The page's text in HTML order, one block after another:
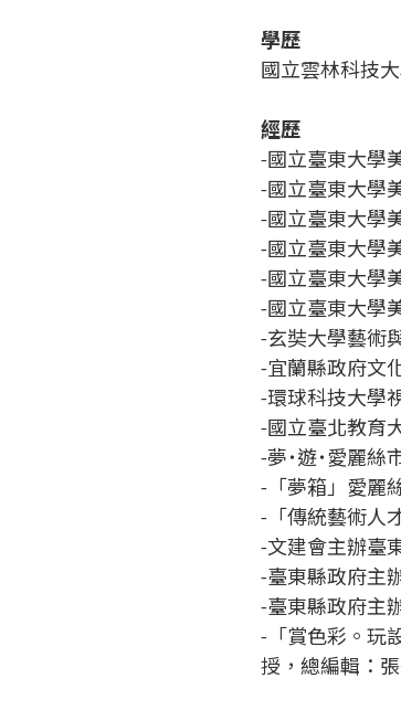
學歷
國立雲林科技
經歷
-國立臺東大學
-國立臺東大學
-國立臺東大學
-國立臺東大學
-國立臺東大學
-國立臺東大學
-玄奘大學藝術
-宜蘭縣政府文
-環球科技大學
-國立臺北教育
-夢˙遊˙愛麗絲
-「夢箱」愛麗
-「傳統藝術人
-文建會主辦臺
-臺東縣政府主
-臺東縣政府主
-「賞色彩。玩
授，總編輯：